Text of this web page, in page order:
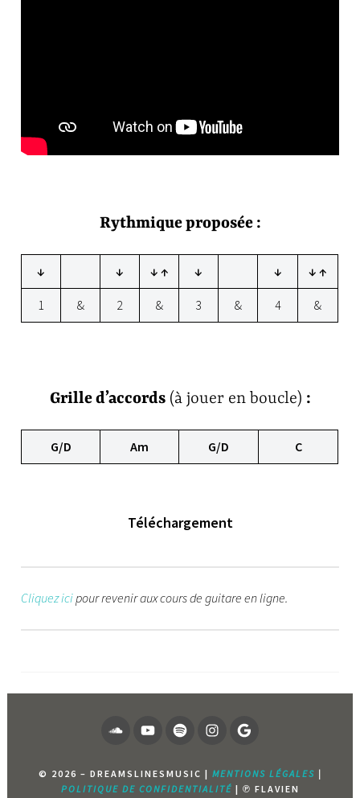
Rythmique proposée :
↓ ↓ ↓ ↑ ↓ ↓ ↓ ↑
1 & 2 & 3 & 4 &
Grille d’accords(à jouer en boucle) :
G/D Am G/D C
Téléchargement
Cliquez icipour revenir aux cours de guitare en ligne.
SOUNDCLOUD
YOUTUBE
SPOTIFYINSTAGRAM
PAGE
GOOGLE
© 2026 – DREAMSLINESMUSIC | MENTIONS LÉGALES |
POLITIQUE DE CONFIDENTIALITÉ | ℗ FLAVIEN